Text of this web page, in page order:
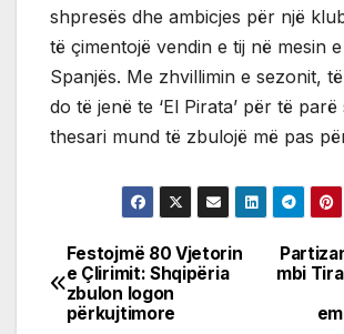
shpresës dhe ambicjes për një
të çimentojë vendin e tij në mesin
Spanjës. Me zhvillimin e sezonit,
do të jenë te ‘El Pirata’ për të
thesari mund të zbulojë më pas
Post
navigation
mbi
Festojmë 80 Vjetorin
e Çlirimit: Shqipëria
zbulon logon
përkujtimore